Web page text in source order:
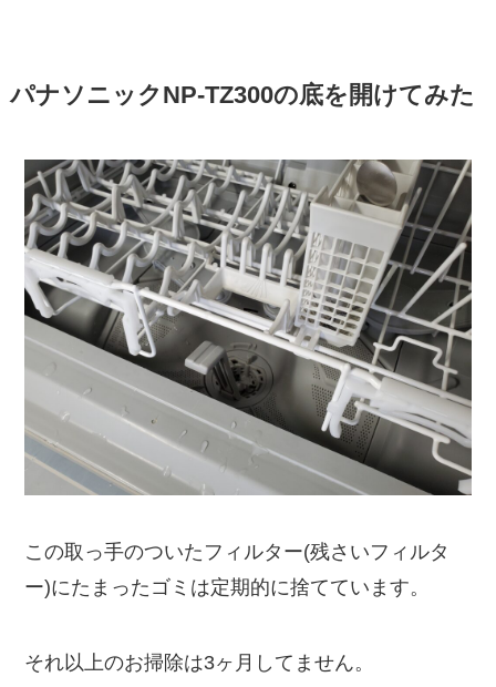
パナソニックNP-TZ300の底を開けてみた
この取っ手のついたフィルター(残さいフィルタ
ー)にたまったゴミは定期的に捨てています。
それ以上のお掃除は3ヶ月してません。